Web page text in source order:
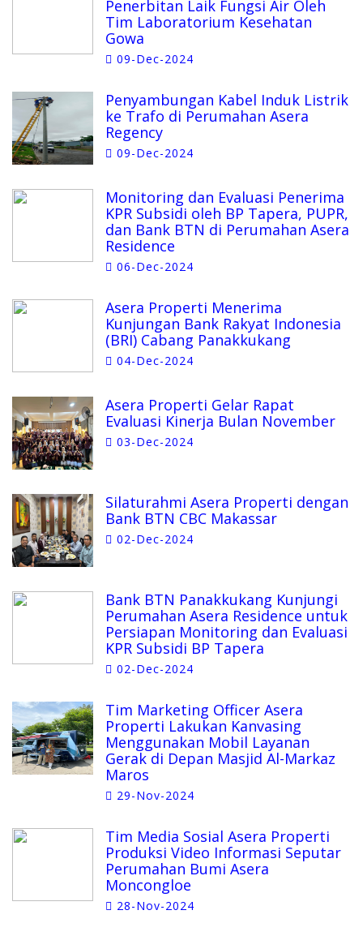
Penerbitan Laik Fungsi Air Oleh
Tim Laboratorium Kesehatan
Gowa
09-Dec-2024
Penyambungan Kabel Induk Listrik
ke Trafo di Perumahan Asera
Regency
09-Dec-2024
Monitoring dan Evaluasi Penerima
KPR Subsidi oleh BP Tapera, PUPR,
dan Bank BTN di Perumahan Asera
Residence
06-Dec-2024
Asera Properti Menerima
Kunjungan Bank Rakyat Indonesia
(BRI) Cabang Panakkukang
04-Dec-2024
Asera Properti Gelar Rapat
Evaluasi Kinerja Bulan November
03-Dec-2024
Silaturahmi Asera Properti dengan
Bank BTN CBC Makassar
02-Dec-2024
Bank BTN Panakkukang Kunjungi
Perumahan Asera Residence untuk
Persiapan Monitoring dan Evaluasi
KPR Subsidi BP Tapera
02-Dec-2024
Tim Marketing Officer Asera
Properti Lakukan Kanvasing
Menggunakan Mobil Layanan
Gerak di Depan Masjid Al-Markaz
Maros
29-Nov-2024
Tim Media Sosial Asera Properti
Produksi Video Informasi Seputar
Perumahan Bumi Asera
Moncongloe
28-Nov-2024